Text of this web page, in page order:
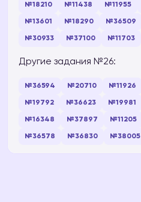
№18210 №11438 №11955
№13601 №18290 №36509
№30933 №37100 №11703
Другие задания №26:
№36594 №20710 №11926
№19792 №36623 №19981
№16348 №37897 №11205
№36578 №36830 №38005